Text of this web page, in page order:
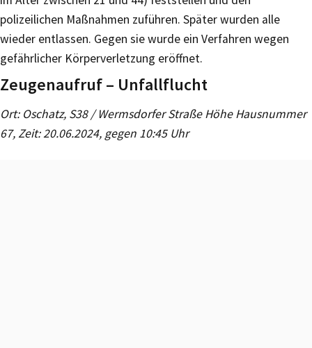
polizeilichen Maßnahmen zuführen. Später wurden alle
wieder entlassen. Gegen sie wurde ein Verfahren wegen
gefährlicher Körperverletzung eröffnet.
Zeugenaufruf – Unfallflucht
Ort: Oschatz, S38 / Wermsdorfer Straße Höhe Hausnummer
67, Zeit: 20.06.2024, gegen 10:45 Uhr